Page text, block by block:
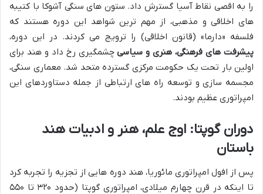
را به اقصی نقاط آسیا گسترش داد. ستون های سنگی آشوکا با کتیبه
های اخلاقی و مذهبی، از مهم ترین شواهد این دوره هستند که
فلسفه «دارما» (قانون اخلاقی) را ترویج می کردند. در این دوره،
پیشرفت های فرهنگی، هنری و سیاسیچشمگیری رخ داد و هند برای
اولین بار تحت یک حکومت مرکزی گسترده متحد شد. معماری سنگی،
مجسمه سازی و توسعه راه های ارتباطی از جمله دستاوردهای این
امپراتوری عظیم بودند.
دوران گوپتا: اوج علم، هنر و ادبیات هند
باستان
پس از افول امپراتوری مائوریا، هند دوره هایی از تجزیه را تجربه کرد
تا اینکه در قرن چهارم میلادی، امپراتوری گوپتا (حدود ۳۲۰ تا ۵۵۰